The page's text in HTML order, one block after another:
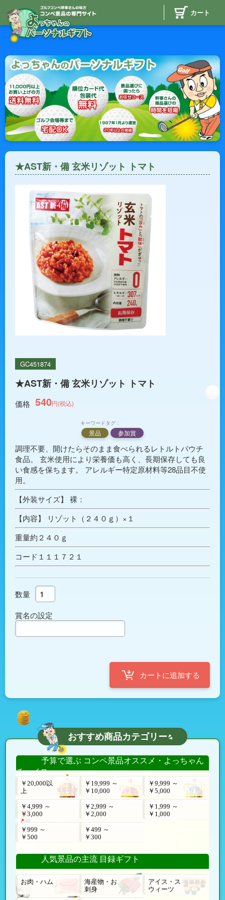
カート
★AST新・備 玄米リゾット トマト
GC451874
★AST新・備 玄米リゾット トマト
価格 540円(税込)
キーワードタグ：
景品 参加賞
調理不要、開けたらそのまま食べられるレトルトパウチ
食品。 玄米使用により栄養価も高く、長期保存しても良
い食感を保ちます。 アレルギー特定原材料等28品目不使
用。
【外装サイズ】 裸：
【内容】 リゾット（２４０ｇ）×１
重量約２４０ｇ
コード１１１７２１
数量
賞名の設定
おすすめ商品カテゴリー
予算で選ぶ コンペ景品オススメ・よっちゃん
チョイス
￥20,000以
上
￥19,999 ～
￥10,000
￥9,999 ～
￥5,000
￥4,999 ～
￥3,000
￥2,999 ～
￥2,000
￥1,999 ～
￥1,000
￥999 ～
￥500
￥499 ～
￥300
人気景品の主流 目録ギフト
お肉・ハム
海産物・お
刺身
アイス・ス
ウィーツ